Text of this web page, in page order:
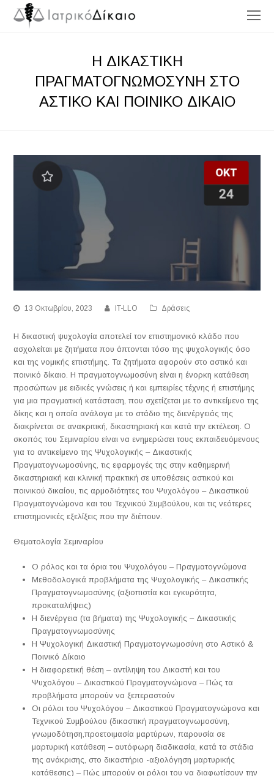
Η ΔΙΚΑΣΤΙΚΗ
ΠΡΑΓΜΑΤΟΓΝΩΜΟΣΥΝΗ ΣΤΟ
ΑΣΤΙΚΟ ΚΑΙ ΠΟΙΝΙΚΟ ΔΙΚΑΙΟ
13 Οκτωβρίου, 2023 IT-LLO Δράσεις
Η δικαστική ψυχολογία αποτελεί τον επιστημονικό κλάδο που
ασχολείται με ζητήματα που άπτονται τόσο της ψυχολογικής όσο
και της νομικής επιστήμης. Τα ζητήματα αφορούν στο αστικό και
ποινικό δίκαιο. Η πραγματογνωμοσύνη είναι η ένορκη κατάθεση
προσώπων με ειδικές γνώσεις ή και εμπειρίες τέχνης ή επιστήμης
για μια πραγματική κατάσταση, που σχετίζεται με το αντικείμενο της
δίκης και η οποία ανάλογα με το στάδιο της διενέργειάς της
διακρίνεται σε ανακριτική, δικαστηριακή και κατά την εκτέλεση. Ο
σκοπός του Σεμιναρίου είναι να ενημερώσει τους εκπαιδευόμενους
για το αντικείμενο της Ψυχολογικής – Δικαστικής
Πραγματογνωμοσύνης, τις εφαρμογές της στην καθημερινή
δικαστηριακή και κλινική πρακτική σε υποθέσεις αστικού και
ποινικού δικαίου, τις αρμοδιότητες του Ψυχολόγου – Δικαστικού
Πραγματογνώμονα και του Τεχνικού Συμβούλου, και τις νεότερες
επιστημονικές εξελίξεις που την διέπουν.
Θεματολογία Σεμιναρίου
Ο ρόλος και τα όρια του Ψυχολόγου – Πραγματογνώμονα
Μεθοδολογικά προβλήματα της Ψυχολογικής – Δικαστικής
Πραγματογνωμοσύνης (αξιοπιστία και εγκυρότητα,
προκαταλήψεις)
Η διενέργεια (τα βήματα) της Ψυχολογικής – Δικαστικής
Πραγματογνωμοσύνης
Η Ψυχολογική Δικαστική Πραγματογνωμοσύνη στο Αστικό &
Ποινικό Δίκαιο
Η διαφορετική θέση – αντίληψη του Δικαστή και του
Ψυχολόγου – Δικαστικού Πραγματογνώμονα – Πώς τα
προβλήματα μπορούν να ξεπεραστούν
Οι ρόλοι του Ψυχολόγου – Δικαστικού Πραγματογνώμονα και
Τεχνικού Συμβούλου (δικαστική πραγματογνωμοσύνη,
γνωμοδότηση,προετοιμασία μαρτύρων, παρουσία σε
μαρτυρική κατάθεση – αυτόφωρη διαδικασία, κατά τα στάδια
της ανάκρισης, στο δικαστήριο -αξιολόγηση μαρτυρικής
κατάθεσης) – Πώς μπορούν οι ρόλοι του να διαφωτίσουν την